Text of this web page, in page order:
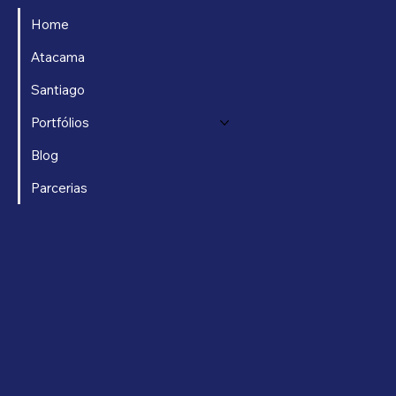
Home
Atacama
Santiago
Portfólios
Blog
Parcerias